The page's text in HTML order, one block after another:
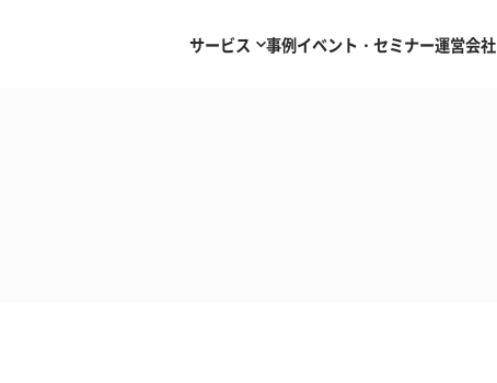
サービス 事例イベント・セミナー運営会社